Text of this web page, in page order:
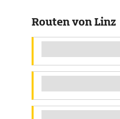
Routen von Linz